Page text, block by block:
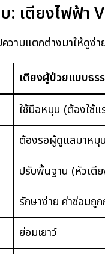
: เตียงไฟฟ้า
วามแตกต่างมาให้ดูง่
เตียงผู้ป่วยแบบธร
ใช้มือหมุน (ต้องใช้แ
ต้องรอผู้ดูแลมาหมุ
ปรับพื้นฐาน (หัวเตี
รักษาง่าย ค่าซ่อมถูก
ย่อมเยาว์